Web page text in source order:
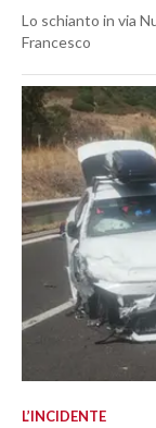
Lo schianto in via
Francesco
L’INCIDENTE